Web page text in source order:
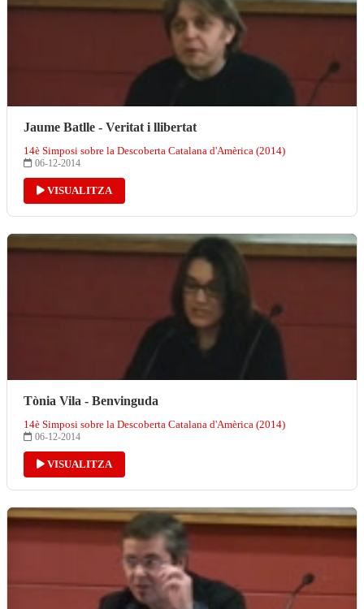
Jaume Batlle - Veritat i llibertat
14è Simposi sobre la Descoberta Catalana d'Amèrica (2014)
06-12-2014
VISUALITZA
Tònia Vila - Benvinguda
14è Simposi sobre la Descoberta Catalana d'Amèrica (2014)
06-12-2014
VISUALITZA